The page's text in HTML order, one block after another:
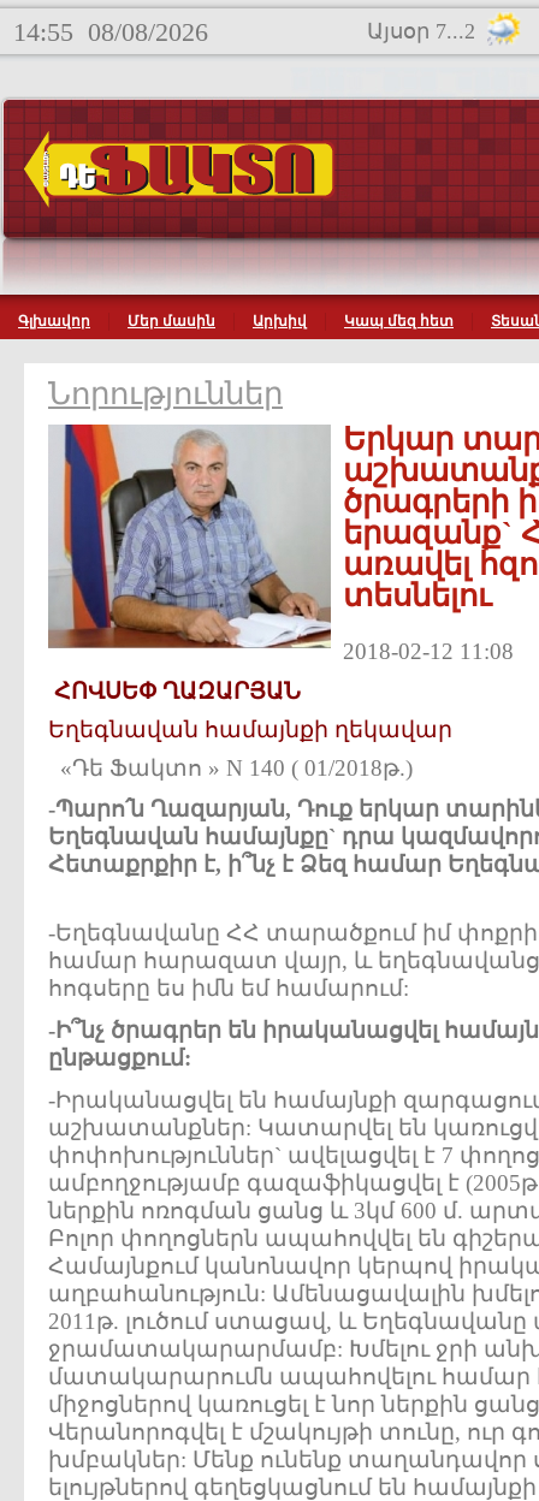
14:55 08/08/2026 Այսօր 7...2
Գլխավոր Մեր մասին Արխիվ Կապ մեզ հետ
Նորություններ
Երկար
ծրագրերի
երազանք`
առավել
տեսնելու
2018-02-12 11:08
ՀՈՎՍԵՓ ՂԱԶԱՐՅԱՆ
Եղեգնավան համայնքի ղեկավար
«Դե Ֆակտո » N 140 ( 01/2018թ.)
-Պարո՛ն Ղազարյան, Դուք երկար
Եղեգնավան համայնքը` դրա
Հետաքրքիր է, ի՞նչ է Ձեզ համար
-Եղեգնավանը ՀՀ տարածքում իմ
համար հարազատ վայր, և
հոգսերը ես իմն եմ համարում:
-Ի՞նչ ծրագրեր են իրականացվել
ընթացքում:
-Իրականացվել են համայնքի
աշխատանքներ: Կատարվել են
փոփոխություններ` ավելացվել է 7
ամբողջությամբ գազաֆիկացվել է
ներքին ոռոգման ցանց և 3կմ 600 մ.
Բոլոր փողոցներն ապահովվել են
Համայնքում կանոնավոր կերպով
աղբահանություն: Ամենացավալին
2011թ. լուծում ստացավ, և
ջրամատակարարմամբ: Խմելու ջրի
մատակարարումն ապահովելու համար
միջոցներով կառուցել է նոր ներքին
Վերանորոգվել է մշակույթի տունը, ուր
խմբակներ: Մենք ունենք տաղանդավոր
ելույթներով գեղեցկացնում են